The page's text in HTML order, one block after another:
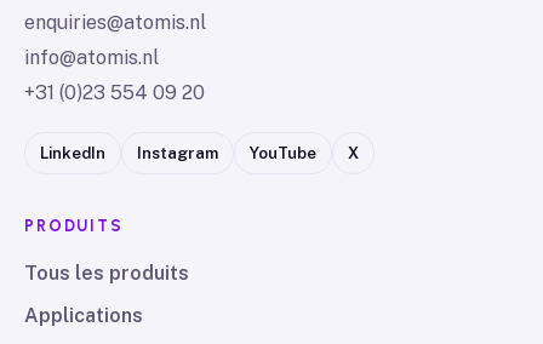
enquiries@atomis.nl
info@atomis.nl
+31 (0)23 554 09 20
LinkedIn Instagram YouTube X
PRODUITS
Tous les produits
Applications